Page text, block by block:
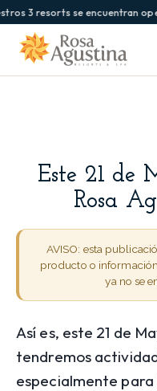
3 resorts se encuentran
Este 21 de
Rosa
AVISO: esta
producto o
ya no se
Así es, este 21 de
tendremos
especialmente